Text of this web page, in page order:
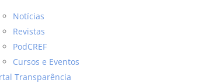
Notícias
Revistas
PodCREF
Cursos e Eventos
Transparência